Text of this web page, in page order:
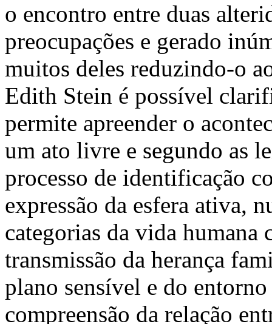
o encontro entre duas
preocupações e gerado
muitos deles reduzindo-o
Edith Stein é possível
permite apreender o
um ato livre e segundo as
processo de identificação
expressão da esfera ativa,
categorias da vida humana
transmissão da herança
plano sensível e do
compreensão da relação